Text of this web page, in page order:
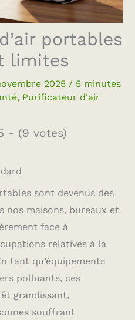
portables
limites
2025 / 5 minutes
, Purificateur d'air
- (9 votes)
sont devenus des
nos maisons, bureaux et
face à
relatives à la
tant qu’équipements
polluants, ces
grandissant,
souffrant